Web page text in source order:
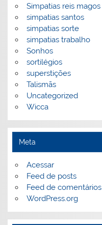
Simpatias reis magos
simpatias santos
simpatias sorte
simpatias trabalho
Sonhos
sortilégios
superstições
Talismãs
Uncategorized
Wicca
Meta
Acessar
Feed de posts
Feed de comentários
WordPress.org